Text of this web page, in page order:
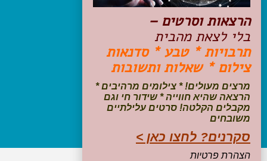
טיפים והמלצות
הכנות לנסיעה
טיולי ג'יפים
טיולים עם ילדים
שייט, הפלגות, קרוזים
עקבו אחרינו בפייסבוק
הרצאות וסרטים –
בלי לצאת מהבית
תרבויות * טבע * סדנאות
צילום * שאלות ותשובות
מרצים מעולים! * צילומים מרהיבים *
הרצאה שהיא חווייה * שידור חי וגם
מקבלים הקלטה! סרטים עלילתיים
משובחים
סקרנים? לחצו כאן >
הצהרת פרטיות